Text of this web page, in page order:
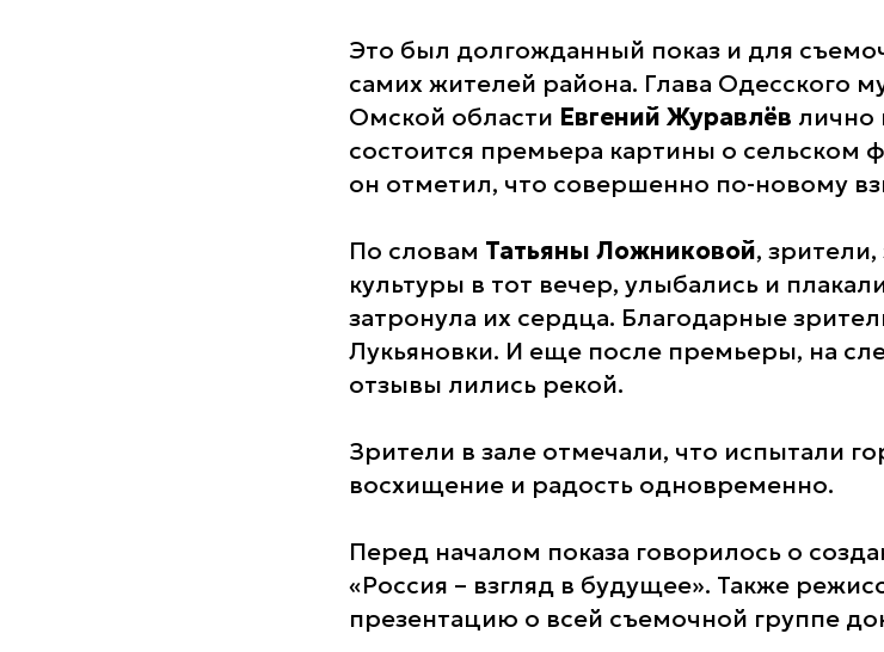
Это был долгожданный показ и для
самих жителей района. Глава Одесского
Омской области Евгений Журавлёв лично
состоится премьера картины о
он отметил, что совершенно по-новому
По словам Татьяны Ложниковой,
культуры в тот вечер, улыбались и
затронула их сердца. Благодарные
Лукьяновки. И еще после премьеры, на
отзывы лились рекой.
Зрители в зале отмечали, что испытали
восхищение и радость одновременно.
Перед началом показа говорилось о
«Россия – взгляд в будущее». Также
презентацию о всей съемочной группе